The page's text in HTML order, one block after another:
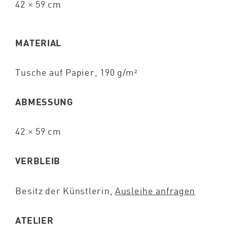
42 × 59 cm
MATERIAL
Tusche auf Papier, 190 g/m²
ABMESSUNG
42 × 59 cm
VERBLEIB
Besitz der Künstlerin, Ausleihe anfragen
ATELIER